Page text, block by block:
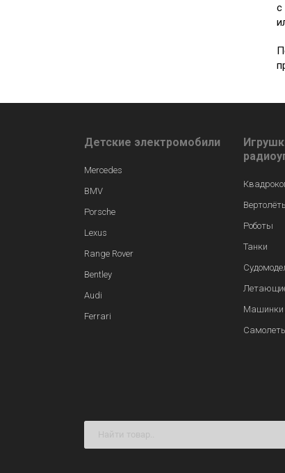
с
Детские электромобили
Mercedes
BMV
Porsche
Lexus
Range Rover
Bentley
Audi
Ferrari
Роботы
Танки
Машинки